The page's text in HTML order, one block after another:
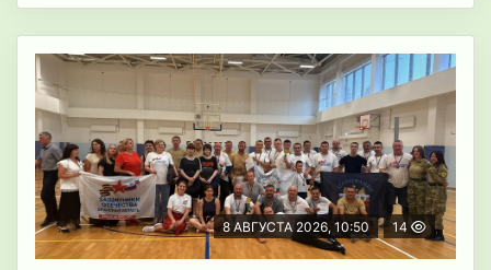
8 АВГУСТА 2026, 10:50 14